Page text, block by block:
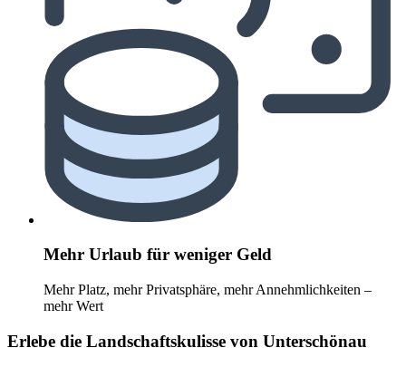
Mehr Urlaub für weniger Geld
Mehr Platz, mehr Privatsphäre, mehr Annehmlichkeiten –
mehr Wert
Erlebe die Landschaftskulisse von Unterschönau